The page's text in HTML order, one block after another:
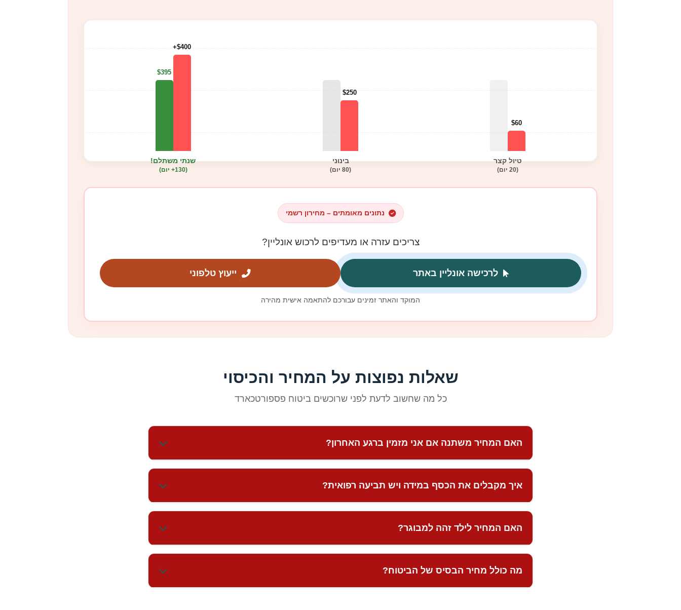
$60
טיול קצר
(20 יום)
$250
בינוני
(80 יום)
$400+
$395
שנתי משתלם!
(130+ יום)
נתונים מאומתים – מחירון רשמי
צריכים עזרה או מעדיפים לרכוש אונליין?
לרכישה אונליין באתר ייעוץ טלפוני
המוקד והאתר זמינים עבורכם להתאמה אישית מהירה
שאלות נפוצות על המחיר והכיסוי
כל מה שחשוב לדעת לפני שרוכשים ביטוח פספורטכארד
האם המחיר משתנה אם אני מזמין ברגע האחרון?
המחיר נקבע אך ורק לפי גיל המבוטח, יעד הנסיעה וההרחבות שתבחרו. ניתן לרכוש את הביטוח גם בדרך
לשדה התעופה באותו המחיר בדיוק.
איך מקבלים את הכסף במידה ויש תביעה רפואית?
מטעינים את הכרטיס המגנטי של פספורטכארד במקום (דרך האפליקציה או המוקד) ומשלמים איתו לרופא או
לבית המרקחת, בדיוק כמו בכרטיס אשראי רגיל. אין צורך לשמור קבלות ולרדוף אחרי החזרים.
האם המחיר לילד זהה למבוגר?
הדבר היא שתינוק, ילד בן 10 ומבוגר בן 50 משלמים את אותו תעריף יומי בסיסי (למשל $3.00 ליום לכל העולם).
המחיר משתנה רק מגיל 61 ומעלה.
מה כולל מחיר הבסיס של הביטוח?